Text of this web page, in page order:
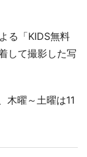
る「KIDS無料
して撮影した写
木曜～土曜は11